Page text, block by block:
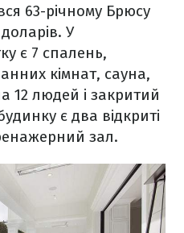
63-річному Брюсу
У
є 7 спалень,
кімнат, сауна,
12 людей і закритий
є два відкриті
зал.